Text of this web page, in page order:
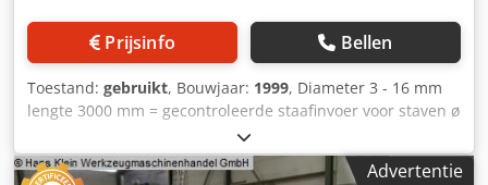
Prijsinfo Bellen
Toestand: gebruikt, Bouwjaar: 1999, Diameter 3 - 16 mm
lengte 3000 mm = gecontroleerde staafinvoer voor staven ø
3 - 16 mm, staaflengte 3000 mm, capaciteit bijv.
Crsdpfxjtqqp Ie Ah Ssf 23 staven á 8 mmø
Advertentie